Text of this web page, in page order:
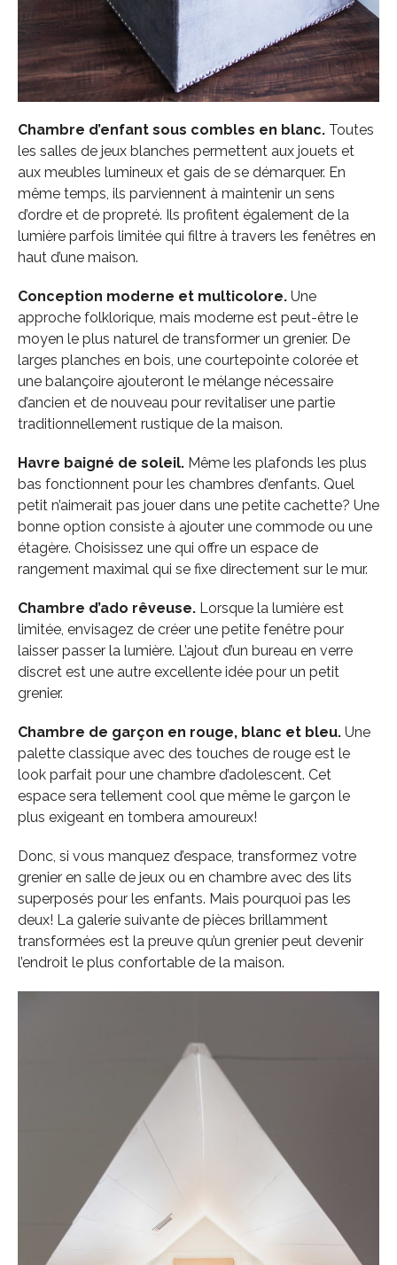
Chambre d’enfant sous combles en blanc.Toutes
les salles de jeux blanches permettent aux jouets et
aux meubles lumineux et gais de se démarquer. En
même temps, ils parviennent à maintenir un sens
d’ordre et de propreté. Ils profitent également de la
lumière parfois limitée qui filtre à travers les fenêtres en
haut d’une maison.
Conception moderne et multicolore.Une
approche folklorique, mais moderne est peut-être le
moyen le plus naturel de transformer un grenier. De
larges planches en bois, une courtepointe colorée et
une balançoire ajouteront le mélange nécessaire
d’ancien et de nouveau pour revitaliser une partie
traditionnellement rustique de la maison.
Havre baigné de soleil.Même les plafonds les plus
bas fonctionnent pour les chambres d’enfants. Quel
petit n’aimerait pas jouer dans une petite cachette? Une
bonne option consiste à ajouter une commode ou une
étagère. Choisissez une qui offre un espace de
rangement maximal qui se fixe directement sur le mur.
Chambre d’ado rêveuse.Lorsque la lumière est
limitée, envisagez de créer une petite fenêtre pour
laisser passer la lumière. L’ajout d’un bureau en verre
discret est une autre excellente idée pour un petit
grenier.
Chambre de garçon en rouge, blanc et bleu.Une
palette classique avec des touches de rouge est le
look parfait pour une chambre d’adolescent. Cet
espace sera tellement cool que même le garçon le
plus exigeant en tombera amoureux!
Donc, si vous manquez d’espace, transformez votre
grenier en salle de jeux ou en chambre avec des lits
superposés pour les enfants. Mais pourquoi pas les
deux! La galerie suivante de pièces brillamment
transformées est la preuve qu’un grenier peut devenir
l’endroit le plus confortable de la maison.